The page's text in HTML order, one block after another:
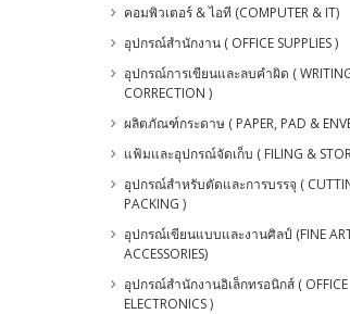
คอมพิวเตอร์ & ไอที (COMPUTER & IT)
อุปกรณ์สำนักงาน ( OFFICE SUPPLIES )
อุปกรณ์การเขียนและลบคำผิด (
CORRECTION )
ผลิตภัณฑ์กระดาษ ( PAPER, PAD &
แฟ้มและอุปกรณ์จัดเก็บ ( FILING &
อุปกรณ์สำหรับตัดและการบรรจุ (
PACKING )
อุปกรณ์เขียนแบบและงานศิลป์ (FINE
ACCESSORIES)
อุปกรณ์สำนักงานอิเล็กทรอนิกส์ ( OFFICE
ELECTRONICS )